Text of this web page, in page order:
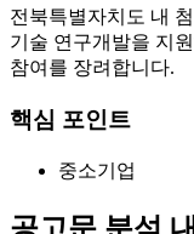
전북특별자치도 내
기술 연구개발을 지
참여를 장려합니다.
핵심 포인트
중소기업
공고문 분석